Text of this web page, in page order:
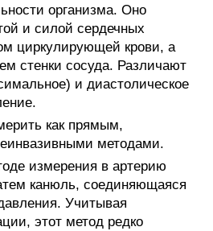
организма. Оно
и силой сердечных
циркулирующей крови, а
стенки сосуда. Различают
и диастолическое
как прямым,
методами.
измерения в артерию
канюль, соединяющаяся
Учитывая
этот метод редко